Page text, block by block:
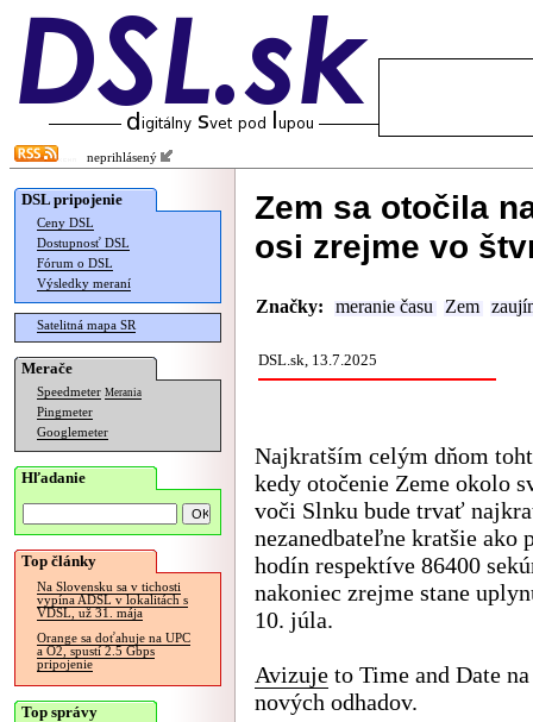
neprihlásený
DSL pripojenie
Ceny DSL
Dostupnosť DSL
Fórum o DSL
Výsledky meraní
Satelitná mapa SR
Merače
Speedmeter Merania
Pingmeter
Googlemeter
Hľadanie
Top články
Na Slovensku sa v tichosti
vypína ADSL v lokalitách s
VDSL, už 31. mája
Orange sa doťahuje na UPC
a O2, spustí 2.5 Gbps
pripojenie
Top správy
Zem sa otočila
osi zrejme vo
Značky: meranie času Zem
DSL.sk, 13.7.2025
Najkratším celým dňom
kedy otočenie Zeme okolo
voči Slnku bude trvať
nezanedbateľne kratšie ako
hodín respektíve 86400
nakoniec zrejme stane
10. júla.
Avizuje to Time and Date
nových odhadov.